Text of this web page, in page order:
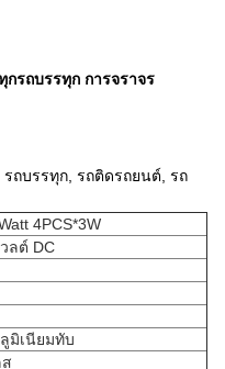
กรถบรรทุก การจราจร
รถบรรทุก, รถติดรถยนต์, รถ
4PCS*3W
ลต์ DC
มิเนียมทับ